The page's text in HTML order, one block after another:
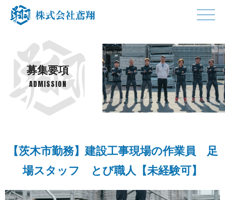
募 集 要 項
ADMIS S I O N
【茨木市勤務】建設工事現場の作業員 足
場スタッフ とび職人【未 経 験 可 】